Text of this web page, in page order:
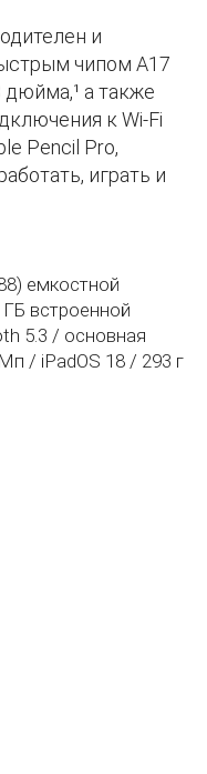
и
чипом A17
дюйма,¹ а также
к Wi-Fi
Pencil Pro,
играть и
емкостной
встроенной
5.3 / основная
/ iPadOS 18 / 293 г